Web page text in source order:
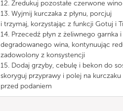
12. Zredukuj pozostałe czerwone
13. Wyjmij kurczaka z płynu, porcjuj
i trzymaj, korzystając z funkcji Gotuj i
14. Przecedź płyn z żeliwnego garnka
degradowanego wina, kontynuując
zadowolony z konsystencji
15. Dodaj grzyby, cebulę i bekon do
skoryguj przyprawy i polej na kurczaku
przed podaniem